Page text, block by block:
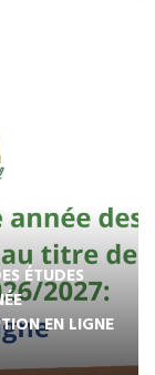
ÉTUDES
EN LIGNE